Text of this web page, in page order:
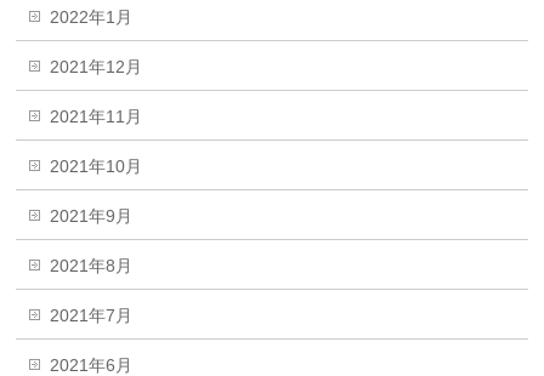
2022年1月
2021年12月
2021年11月
2021年10月
2021年9月
2021年8月
2021年7月
2021年6月